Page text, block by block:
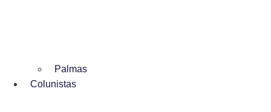
Palmas
Colunistas